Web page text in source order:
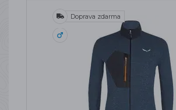
Doprava zdarma